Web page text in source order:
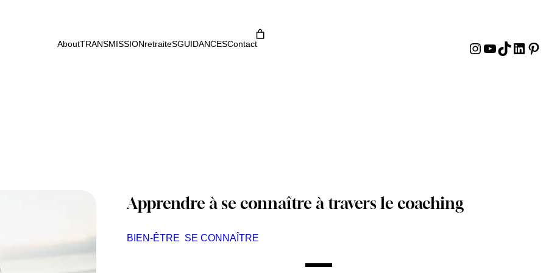
AboutTRANSMISSIONretraiteSGUIDANCESContact Instagram
YouTube
TikTok
Apprendre à se connaître à travers le coaching
BIEN-ÊTRE SE CONNAÎTRE